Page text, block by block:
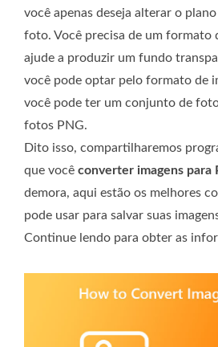
você apenas deseja alterar o
foto. Você precisa de um formato
ajude a produzir um fundo
você pode optar pelo formato de
você pode ter um conjunto de
fotos PNG.
Dito isso, compartilharemos
que você converter imagens para
demora, aqui estão os melhores
pode usar para salvar suas
Continue lendo para obter as